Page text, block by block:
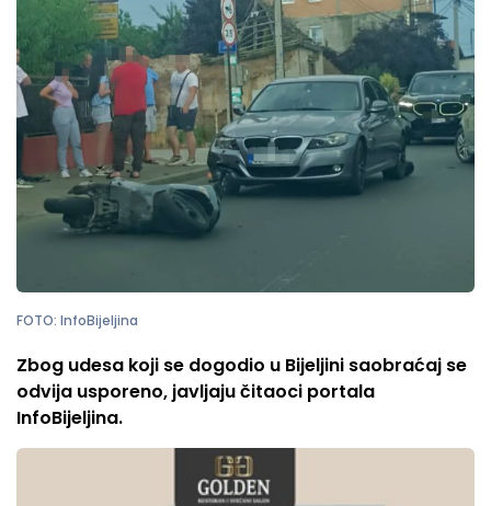
FOTO: InfoBijeljina
Zbog udesa koji se dogodio u Bijeljini saobraćaj se
odvija usporeno, javljaju čitaoci portala
InfoBijeljina.